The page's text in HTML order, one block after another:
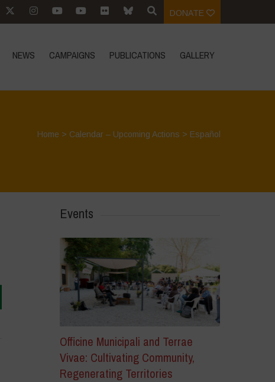
DONATE
NEWS CAMPAIGNS PUBLICATIONS GALLERY
Home > Calendar – Upcoming Actions > Español
Events
Officine Municipali and Terrae
Vivae: Cultivating Community,
Regenerating Territories